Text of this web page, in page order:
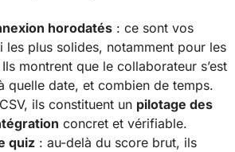
horodatés : ce sont vos
les plus solides, notamment pour les
montrent que le collaborateur s’est
quelle date, et combien de temps.
ils constituent un pilotage des
concret et vérifiable.
quiz : au-delà du score brut, ils